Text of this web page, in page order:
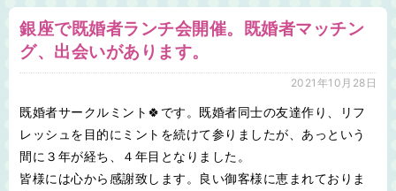
銀座で既婚者ランチ会開催。既婚者マッチン
グ、出会いがあります。
2021年10月28日
既婚者サークルミント🍀です。既婚者同士の友達作り、リフ
レッシュを目的にミントを続けて参りましたが、あっという
間に３年が経ち、４年目となりました。
皆様には心から感謝致します。良い御客様に恵まれておりま